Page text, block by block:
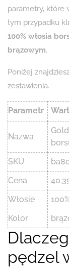
parametry, które
tym przypadku
100% włosia
brązowym.
Poniżej
zestawienia.
Parametr
Nazwa
SKU
Cena
Włosie
Kolor
pędzel